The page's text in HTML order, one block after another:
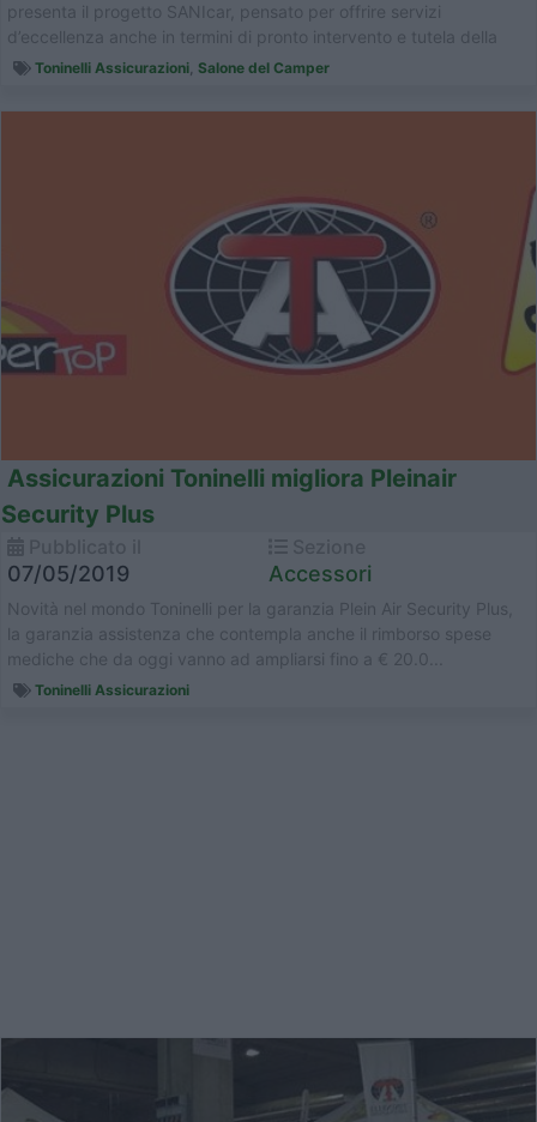
presenta il progetto SANIcar, pensato per offrire servizi
d’eccellenza anche in termini di pronto intervento e tutela della
salute. ...
Toninelli Assicurazioni, Salone del Camper
Assicurazioni Toninelli migliora Pleinair
Security Plus
07/05/2019 Accessori
Novità nel mondo Toninelli per la garanzia Plein Air Security Plus,
la garanzia assistenza che contempla anche il rimborso spese
mediche che da oggi vanno ad ampliarsi fino a € 20.0...
Toninelli Assicurazioni